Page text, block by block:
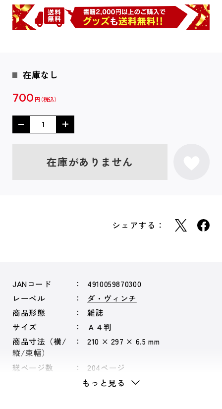
在庫なし
700 円
在庫がありません
シェアする：
JANコード
4910059870300
レーベル
ダ・ヴィンチ
商品形態
雑誌
サイズ
Ａ４判
商品寸法（横/
縦/束幅）
210 × 297 × 6.5 mm
総ページ数 204ページ
もっと見る